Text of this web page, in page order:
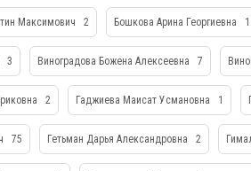
Максимович 2 Бошкова Арина Георгиевна 1
3 Виноградова Божена Алексеевна 7
2 Гаджиева Маисат Усмановна 1
75 Гетьман Дарья Александровна 2